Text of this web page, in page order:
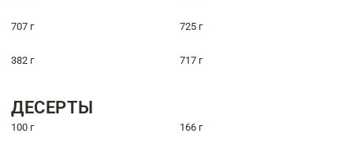
707 г 725 г
382 г 717 г
ДЕСЕРТЫ
100 г 166 г